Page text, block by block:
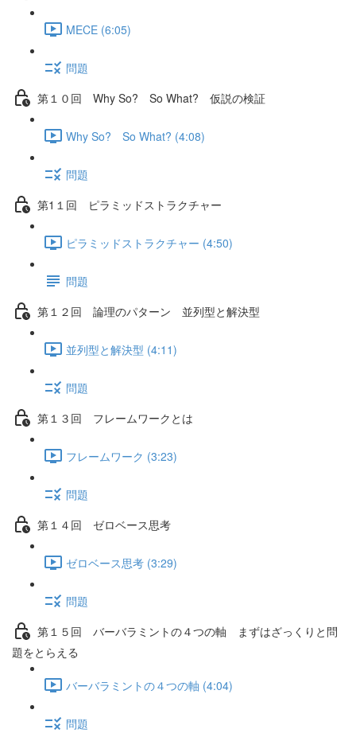
MECE (6:05)
問題
第１０回 Why So? So What? 仮説の検証
Why So? So What? (4:08)
問題
第1１回 ピラミッドストラクチャー
ピラミッドストラクチャー (4:50)
問題
第１２回 論理のパターン 並列型と解決型
並列型と解決型 (4:11)
問題
第１３回 フレームワークとは
フレームワーク (3:23)
問題
第１４回 ゼロベース思考
ゼロベース思考 (3:29)
問題
第１５回 バーバラミントの４つの軸 まずはざっくりと問
題をとらえる
バーバラミントの４つの軸 (4:04)
問題